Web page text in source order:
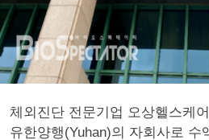
체외진단 전문기업 오상헬스케
유한양행(Yuhan)의 자회사로 수